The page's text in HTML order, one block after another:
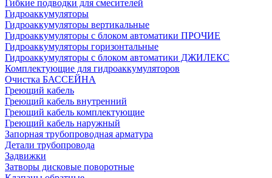
Гибкие подводки для смесителей
Гидроаккумуляторы
Гидроаккумуляторы вертикальные
Гидроаккумуляторы с блоком автоматики ПРОЧИЕ
Гидроаккумуляторы горизонтальные
Гидроаккумуляторы с блоком автоматики ДЖИЛЕКС
Комплектующие для гидроаккумуляторов
Очистка БАССЕЙНА
Греющий кабель
Греющий кабель внутренний
Греющий кабель комплектующие
Греющий кабель наружный
Запорная трубопроводная арматура
Детали трубопровода
Задвижки
Затворы дисковые поворотные